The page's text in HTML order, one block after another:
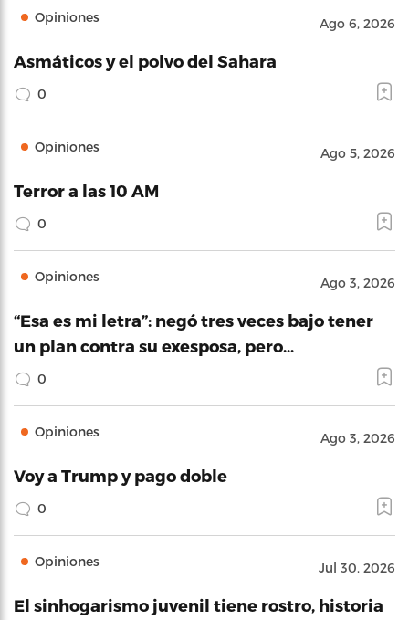
Opiniones Ago 6, 2026
Asmáticos y el polvo del Sahara
0
Opiniones Ago 5, 2026
Terror a las 10 AM
0
Opiniones Ago 3, 2026
“Esa es mi letra”: negó tres veces bajo tener
un plan contra su exesposa, pero…
0
Opiniones Ago 3, 2026
Voy a Trump y pago doble
0
Opiniones Jul 30, 2026
El sinhogarismo juvenil tiene rostro, historia